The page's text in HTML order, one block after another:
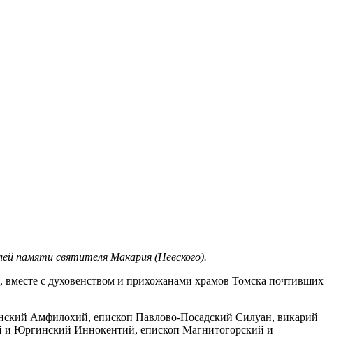
памяти святителя Макария (Невского).
вместе с духовенством и прихожанами храмов Томска почтивших
Амфилохий, епископ Павлово-Посадский Силуан, викарий
и Юргинский Иннокентий, епископ Магнитогорский и